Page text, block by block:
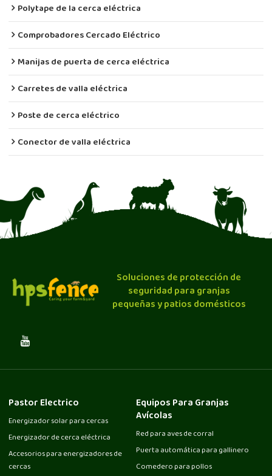
Polytape de la cerca eléctrica
Comprobadores Cercado Eléctrico
Manijas de puerta de cerca eléctrica
Carretes de valla eléctrica
Poste de cerca eléctrico
Conector de valla eléctrica
Soluciones de protección de
seguridad para granjas
pequeñas y patios domésticos
Pastor Electrico
Energizador solar para cercas
Energizador de cerca eléctrica
Accesorios para energizadores de
cercas
Equipos Para Granjas
Avícolas
Red para aves de corral
Puerta automática para gallinero
Comedero para pollos